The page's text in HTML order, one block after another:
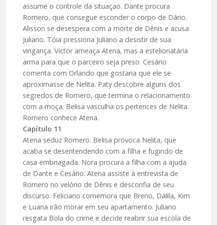
assume o controle da situaçao. Dante procura
Romero, que consegue esconder o corpo de Dário.
Alisson se desespera com a morte de Dênis e acusa
Juliano. Tóia pressiona Juliano a desistir de sua
vingança. Victor ameaça Atena, mas a estelionatária
arma para que o parceiro seja preso. Cesário
comenta com Orlando que gostaria que ele se
aproximasse de Nelita. Paty descobre alguns dos
segredos de Romero, que termina o relacionamento
com a moça. Belisa vasculha os pertences de Nelita.
Romero conhece Atena.
Capítulo 11
Atena seduz Romero. Belisa provoca Nelita, que
acaba se desentendendo com a filha e fugindo de
casa embriagada. Nora procura a filha com a ajuda
de Dante e Cesário. Atena assiste à entrevista de
Romero no velório de Dênis e desconfia de seu
discurso. Feliciano comemora que Breno, Dalila, Kim
e Luana irão morar em seu apartamento. Juliano
resgata Bola do crime e decide reabrir sua escola de